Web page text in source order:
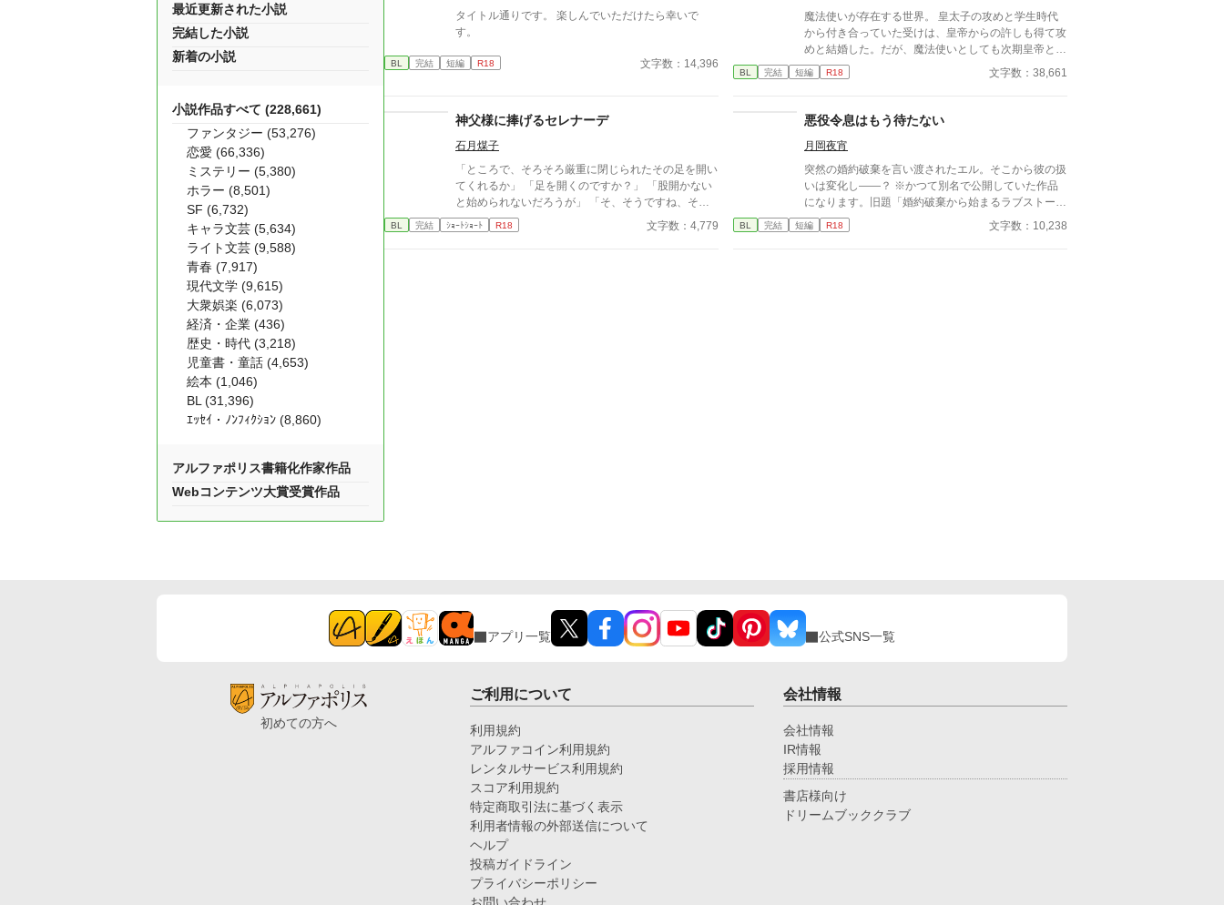
わり読んでください ※なんでも許せる方向け ※イラ
ストはChatGPTさん
タイトル通りです。 楽しんでいただけたら幸いで
す。
BL 完結 短編 R18 文字数：14,396
魔法使いが存在する世界。 皇太子の攻めと学生時代
から付き合っていた受けは、皇帝からの許しも得て攻
めと結婚した。だが、魔法使いとしても次期皇帝とし
ても天才的な攻めに、後継を望む周囲は多い。 好き
なだけではどうにもならないと理解している受けは、
BL 完結 短編 R18 文字数：38,661
神父様に捧げるセレナーデ
石月煤子
「ところで、そろそろ厳重に閉じられたその足を開い
てくれるか」 「足を開くのですか？」 「股開かない
と始められないだろうが」 「そ、そうですね、その
通りです」 「魔物狩りの報酬はお前自身、そうだろ
う？」 「…………」 ■俺様最強旅人×健気美人♂神父■
BL 完結 ｼｮｰﾄｼｮｰﾄ R18 文字数：4,779
悪役令息はもう待たない
月岡夜宵
突然の婚約破棄を言い渡されたエル。そこから彼の扱
いは変化し――？ ※かつて別名で公開していた作品
になります。旧題「婚約破棄から始まるラブストーリ
ー」
BL 完結 短編 R18 文字数：10,238
最近更新された小説
完結した小説
新着の小説
小説作品すべて (228,661)
ファンタジー (53,276)
恋愛 (66,336)
ミステリー (5,380)
ホラー (8,501)
SF (6,732)
キャラ文芸 (5,634)
ライト文芸 (9,588)
青春 (7,917)
現代文学 (9,615)
大衆娯楽 (6,073)
経済・企業 (436)
歴史・時代 (3,218)
児童書・童話 (4,653)
絵本 (1,046)
BL (31,396)
ｴｯｾｲ・ﾉﾝﾌｨｸｼｮﾝ (8,860)
アルファポリス書籍化作家作品
Webコンテンツ大賞受賞作品
アプリ一覧 公式SNS一覧
初めての方へ
ご利用について
利用規約
アルファコイン利用規約
レンタルサービス利用規約
スコア利用規約
特定商取引法に基づく表示
利用者情報の外部送信について
ヘルプ
投稿ガイドライン
プライバシーポリシー
会社情報
会社情報
IR情報
採用情報
書店様向け
ドリームブッククラブ